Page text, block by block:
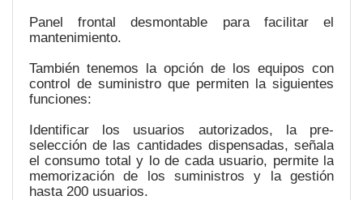
Panel frontal desmontable para facilitar el
mantenimiento.
También tenemos la opción de los equipos con
control de suministro que permiten la siguientes
funciones:
Identificar los usuarios autorizados, la pre-
selección de las cantidades dispensadas, señala
el consumo total y lo de cada usuario, permite la
memorización de los suministros y la gestión
hasta 200 usuarios.